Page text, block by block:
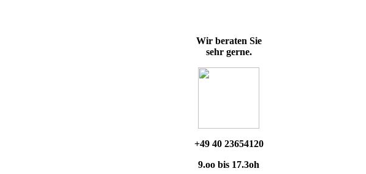
Wir beraten Sie
sehr gerne.
+49 40 23654120
9.oo bis 17.3oh